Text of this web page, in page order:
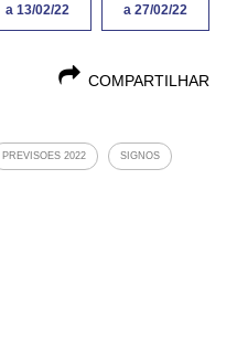
a 13/02/22
a 27/02/22
COMPARTILHAR
PREVISOES 2022 SIGNOS